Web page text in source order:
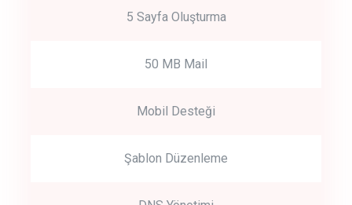
5 Sayfa Oluşturma
50 MB Mail
Mobil Desteği
Şablon Düzenleme